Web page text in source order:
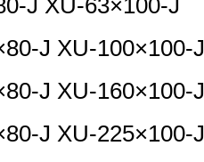
XU-63×100-J
XU-100×100-J
XU-160×100-J
XU-225×100-J